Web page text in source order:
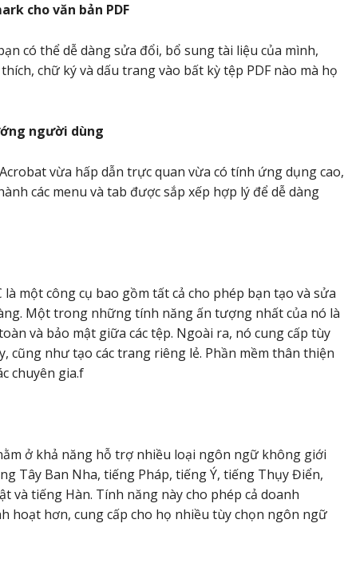
cho văn bản PDF
có thể dễ dàng sửa đổi, bổ sung tài liệu của mình,
chữ ký và dấu trang vào bất kỳ tệp PDF nào mà họ
người dùng
vừa hấp dẫn trực quan vừa có tính ứng dụng cao,
các menu và tab được sắp xếp hợp lý để dễ dàng
là một công cụ bao gồm tất cả cho phép bạn tạo và sửa
Một trong những tính năng ấn tượng nhất của nó là
và bảo mật giữa các tệp. Ngoài ra, nó cung cấp tùy
cũng như tạo các trang riêng lẻ. Phần mềm thân thiện
chuyên gia.f
ở khả năng hỗ trợ nhiều loại ngôn ngữ không giới
Tây Ban Nha, tiếng Pháp, tiếng Ý, tiếng Thụy Điển,
và tiếng Hàn. Tính năng này cho phép cả doanh
hoạt hơn, cung cấp cho họ nhiều tùy chọn ngôn ngữ